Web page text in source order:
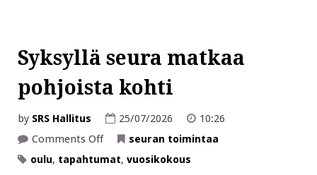
Syksyllä seura matkaa
pohjoista kohti
by SRS Hallitus 25/07/2026
10:26
Comments Offon
seura
matkaa
seuran toimintaa
oulu, tapahtumat, vuosikokous